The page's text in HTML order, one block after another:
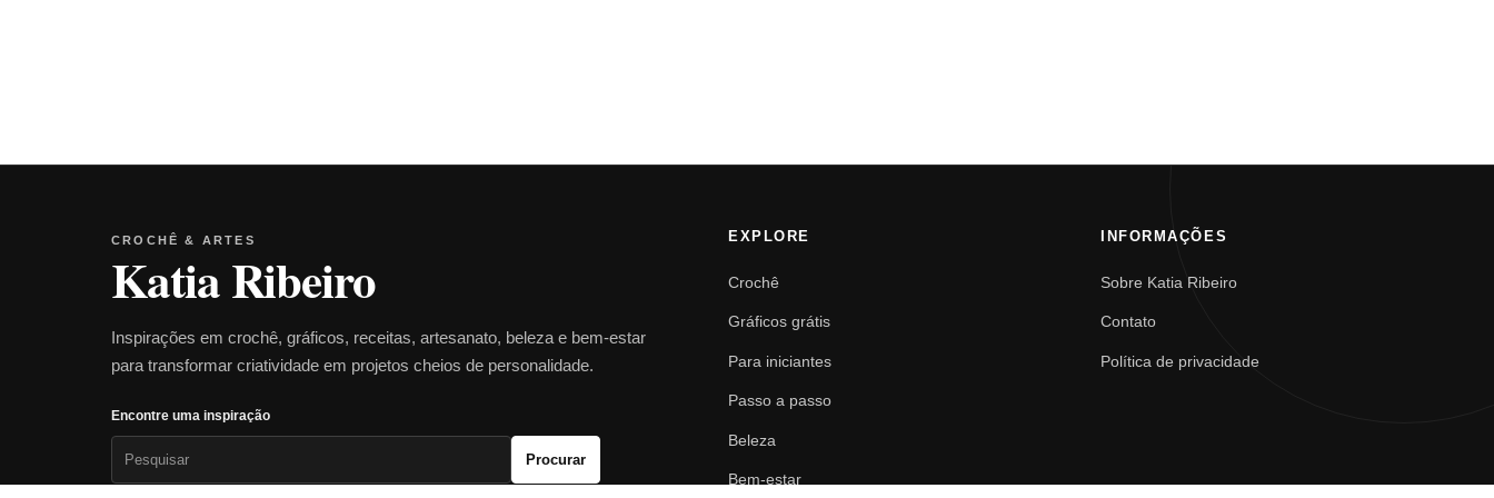
CROCHÊ & ARTES
Katia Ribeiro
Inspirações em crochê, gráficos, receitas, artesanato, beleza e bem-estar
para transformar criatividade em projetos cheios de personalidade.
Encontre uma inspiração
Procurar
EXPLORE
Crochê
Gráficos grátis
Para iniciantes
Passo a passo
Beleza
Bem-estar
INFORMAÇÕES
Sobre Katia Ribeiro
Contato
Política de privacidade